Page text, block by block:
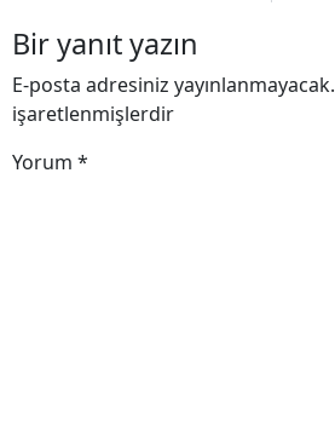
Bir yanıt yazın
E-posta adresiniz yayınlanmayacak.
işaretlenmişlerdir
Yorum *